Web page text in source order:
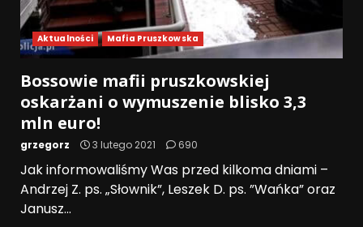
Aktualności Mafia Pruszkowska
Bossowie mafii pruszkowskiej
oskarżani o wymuszenie blisko 3,3
mln euro!
grzegorz 3 lutego 2021 690
Jak informowaliśmy Was przed kilkoma dniami –
Andrzej Z. ps. „Słownik”, Leszek D. ps. ”Wańka” oraz
Janusz...